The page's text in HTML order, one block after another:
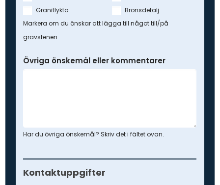
Granitlykta
Bronsdetalj
Markera om du önskar att lägga till något till/på
gravstenen
Övriga önskemål eller kommentarer
Har du övriga önskemål? Skriv det i fältet ovan.
Kontaktuppgifter